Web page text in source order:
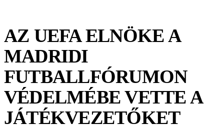
AZ UEFA ELNÖKE A
MADRIDI
FUTBALLFÓRUMON
VÉDELMÉBE VETTE A
JÁTÉKVEZETŐKET